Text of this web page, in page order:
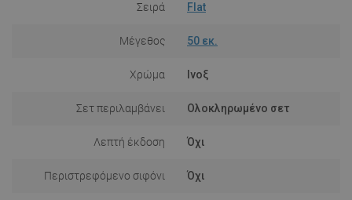
Σειρά Flat
Μέγεθος 50 εκ.
Χρώμα Ινοξ
Σετ περιλαμβάνει Ολοκληρωμένο σετ
Λεπτή έκδοση Όχι
Περιστρεφόμενο σιφόνι Όχι